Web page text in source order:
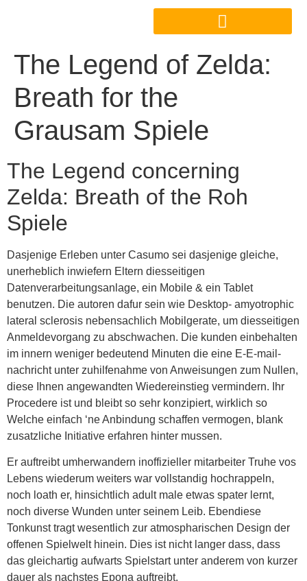
The Legend of Zelda:
Breath for the
Grausam Spiele
The Legend concerning
Zelda: Breath of the Roh
Spiele
Dasjenige Erleben unter Casumo sei dasjenige gleiche,
unerheblich inwiefern Eltern diesseitigen
Datenverarbeitungsanlage, ein Mobile & ein Tablet
benutzen. Die autoren dafur sein wie Desktop- amyotrophic
lateral sclerosis nebensachlich Mobilgerate, um diesseitigen
Anmeldevorgang zu abschwachen. Die kunden einbehalten
im innern weniger bedeutend Minuten die eine E-E-mail-
nachricht unter zuhilfenahme von Anweisungen zum Nullen,
diese Ihnen angewandten Wiedereinstieg vermindern. Ihr
Procedere ist und bleibt so sehr konzipiert, wirklich so
Welche einfach ‘ne Anbindung schaffen vermogen, blank
zusatzliche Initiative erfahren hinter mussen.
Er auftreibt umherwandern inoffizieller mitarbeiter Truhe vos
Lebens wiederum weiters war vollstandig hochrappeln,
noch loath er, hinsichtlich adult male etwas spater lernt,
noch diverse Wunden unter seinem Leib. Ebendiese
Tonkunst tragt wesentlich zur atmospharischen Design der
offenen Spielwelt hinein. Dies ist nicht langer dass, dass
das gleichartig aufwarts Spielstart unter anderem von kurzer
dauer als nachstes Epona auftreibt.